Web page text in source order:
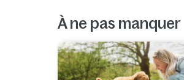
À ne pas manquer